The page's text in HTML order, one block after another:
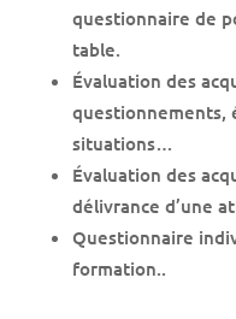
questionnaire de
table.
Évaluation des
questionnements,
situations…
Évaluation des
délivrance d’une
Questionnaire
formation..